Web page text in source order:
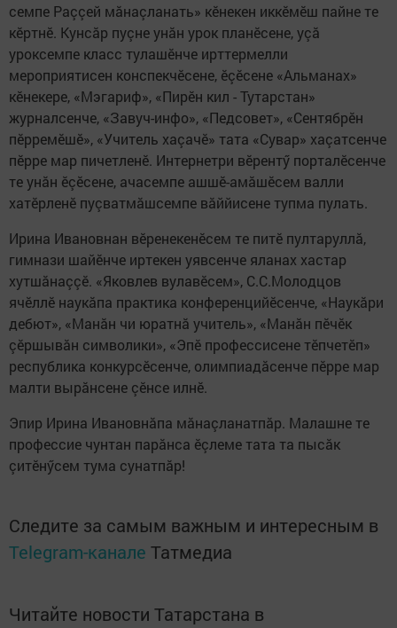
семпе Раççей мăнаçланать» кӗнекен иккӗмӗш пайне те
кӗртнӗ. Кунсăр пуçне унăн урок планӗсене, уçă
уроксемпе класс тулашӗнче ирттермелли
мероприятисен конспекчӗсене, ӗçӗсене «Альманах»
кӗнекере, «Мэгариф», «Пирӗн кил - Тутарстан»
журналсенче, «Завуч-инфо», «Педсовет», «Сентябрӗн
пӗрремӗшӗ», «Учитель хаçачӗ» тата «Сувар» хаçатсенче
пӗрре мар пичетленӗ. Интернетри вӗрентӳ порталӗсенче
те унăн ӗçӗсене, ачасемпе ашшӗ-амăшӗсем валли
хатӗрленӗ пуçватмăшсемпе вăййисене тупма пулать.
Ирина Ивановнан вӗренекенӗсем те питӗ пултаруллă,
гимнази шайӗнче иртекен уяв­сенче яланах хастар
хутшăнаççӗ. «Яковлев вулавӗсем», С.С.Молодцов
ячӗллӗ наукăпа практика конференцийӗсенче, «Наукăри
дебют», «Манăн чи юратнă учитель», «Манăн пӗчӗк
çӗршывăн символики», «Эпӗ профессисене тӗпчетӗп»
республика конкурсӗсенче, олимпиадăсенче пӗрре мар
малти вырăнсене çӗнсе илнӗ.
Эпир Ирина Ивановнăпа мă­наç­ланатпăр. Малашне те
профессие чунтан парăнса ӗçлеме тата та пысăк
çитӗнӳсем тума сунатпăр!
Следите за самым важным и интересным в
Telegram-канале Татмедиа
Читайте новости Татарстана в